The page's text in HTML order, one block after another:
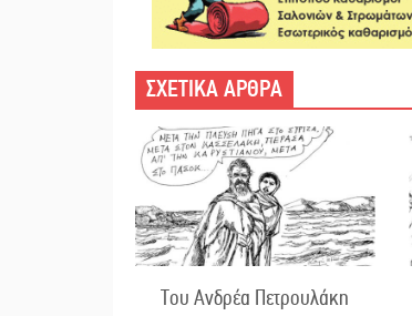
ΣΧΕΤΙΚΑ ΑΡΘΡΑ
Του Ανδρέα Πετρουλάκη